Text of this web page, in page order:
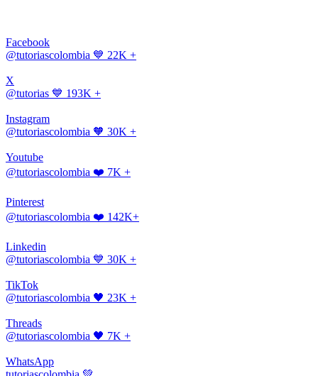
Facebook
@tutoriascolombia 💙 22K +
X
@tutorias 💙 193K +
Instagram
@tutoriascolombia 🧡 30K +
Youtube
@tutoriascolombia ❤️ 7K +
Pinterest
@tutoriascolombia ❤️ 142K+
Linkedin
@tutoriascolombia 💙 30K +
TikTok
@tutoriascolombia 🖤 23K +
Threads
@tutoriascolombia 🖤 7K +
WhatsApp